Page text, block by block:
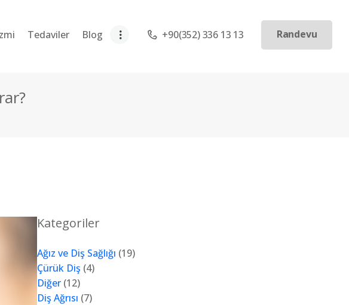
Tedaviler Blog +90(352) 336 13 13 Randevu
Kategoriler
Ağız ve Diş Sağlığı (19)
Çürük Diş (4)
Diğer (12)
Diş Ağrısı (7)